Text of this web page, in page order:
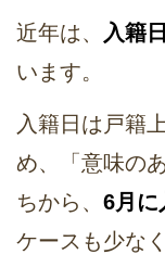
近年は、 入籍
います。
入籍日は戸籍
め、「意味の
ちから、 6月に
ケースも少な